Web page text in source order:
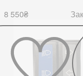
8 550₴